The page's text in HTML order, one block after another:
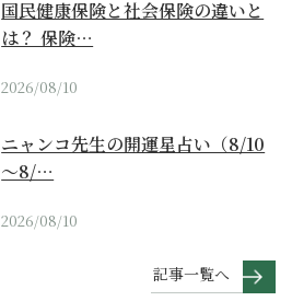
国民健康保険と社会保険の違いと
は？ 保険…
2026/08/10
ニャンコ先生の開運星占い（8/10
～8/…
2026/08/10
記事一覧へ